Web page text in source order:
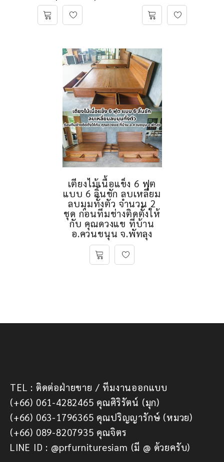
เตียงไม้เนื้อแข็ง 6 ฟุต
แบบ 6 ลิ้นชัก ลบเหลี่ยม
ลบมุมทั้งตัว จำนวน 2
ชุด ก่อนทีมช่างติดตั้งให้
กับ คุณดวงแข ที่บ้าน
อ.ควนขนุน จ.พัทลุง
TEL : ติดต่อฝ่ายขาย / ทีมงานออกแบบ
(+66) 061-4282465 คุณศิริรัตน์ (มุก)
(+66) 063-1796365 คุณปริญญารักษ์ (หมวย)
(+66) 089-8207935 คุณจิตร
LINE ID : @prfurnituresiam (มี @ ด้วยครับ)